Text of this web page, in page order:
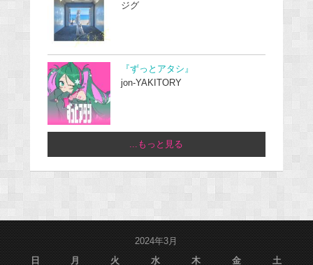
ジグ
『ずっとアタシ』
jon-YAKITORY
...もっと見る
2024年3月
日
月 火 水 木 金 土